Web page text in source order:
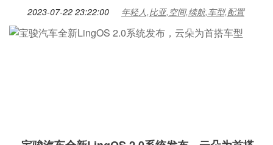
2023-07-22 23:22:00 年轻人,比亚,空间,续航,车型,配置